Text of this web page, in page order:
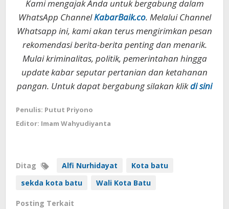
Kami mengajak Anda untuk bergabung dalam
WhatsApp ChannelKabarBaik.co. Melalui Channel
Whatsapp ini, kami akan terus mengirimkan pesan
rekomendasi berita-berita penting dan menarik.
Mulai kriminalitas, politik, pemerintahan hingga
update kabar seputar pertanian dan ketahanan
pangan. Untuk dapat bergabung silakan klikdi sini
Penulis: Putut Priyono
Editor: Imam Wahyudiyanta
Ditag Alfi Nurhidayat
Kota batu
sekda kota batu
Wali Kota Batu
Posting Terkait